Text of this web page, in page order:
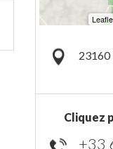
23160
Cliquez
+33